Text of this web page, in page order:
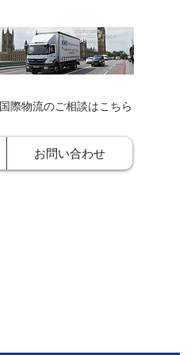
​国際物流のご相談はこちら
お問い合わせ